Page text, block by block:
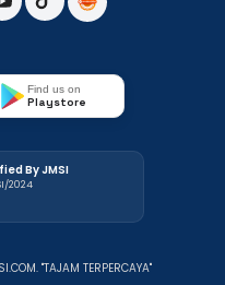
Find us on
Playstore
By JMSI
2024
"TAJAM TERPERCAYA"